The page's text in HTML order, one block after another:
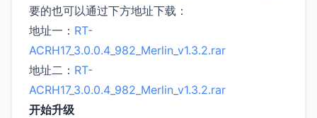
要的也可以通过下方地址下载：
地址一： RT-
ACRH17_3.0.0.4_982_Merlin_v1.3.2.rar
地址二： RT-
ACRH17_3.0.0.4_982_Merlin_v1.3.2.rar
开始升级